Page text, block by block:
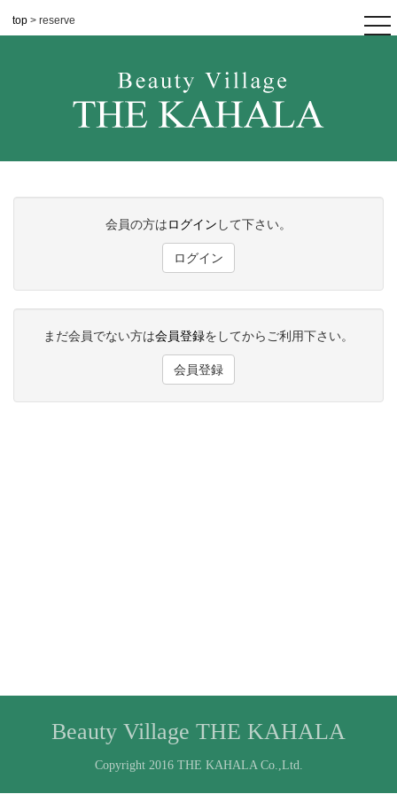
top > reserve
会員の方はログイン して下さい。
ログイン
まだ会員でない方は会員登録をしてからご利用下さい。
会員登録
Beauty Village THE KAHALA
Copyright 2016 THE KAHALA Co.,Ltd.